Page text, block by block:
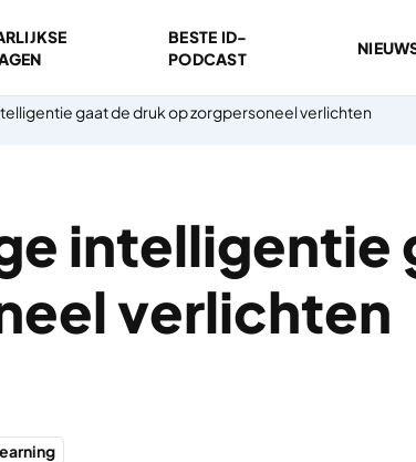
BESTE ID-
PODCAST
gaat de druk op zorgpersoneel verlichten
intelligentie
verlichten